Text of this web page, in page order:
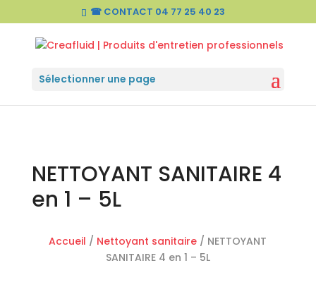
☎ CONTACT 04 77 25 40 23
Sélectionner une page
NETTOYANT SANITAIRE 4
en 1 – 5L
Accueil / Nettoyant sanitaire / NETTOYANT
SANITAIRE 4 en 1 – 5L